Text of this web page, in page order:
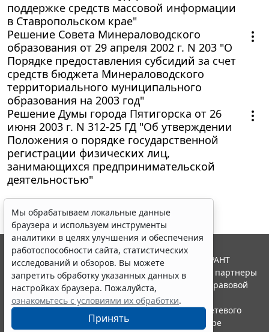
поддержке средств массовой информации
в Ставропольском крае"
Решение Совета Минераловодского
образования от 29 апреля 2002 г. N 203 "О
Порядке предоставления субсидий за счет
средств бюджета Минераловодского
территориального муниципального
образования на 2003 год"
Решение Думы города Пятигорска от 26
июня 2003 г. N 312-25 ГД "Об утверждении
Положения о порядке государственной
регистрации физических лиц,
занимающихся предпринимательской
деятельностью"
Мы обрабатываем локальные данные
браузера и используем инструменты
аналитики в целях улучшения и обеспечения
работоспособности сайта, статистических
исследований и обзоров. Вы можете
запретить обработку указанных данных в
настройках браузера. Пожалуйста,
ознакомьтесь с условиями их обработки.
Принять
© ООО "НПП "ГАРАНТ-СЕРВИС", 2026. Система ГАРАНТ
выпускается с 1990 года. Компания "Гарант" и ее партнеры
являются участниками Российской ассоциации правовой
информации ГАРАНТ.
Портал ГАРАНТ.РУ зарегистрирован в качестве сетевого
издания Федеральной службой по надзору в сфере